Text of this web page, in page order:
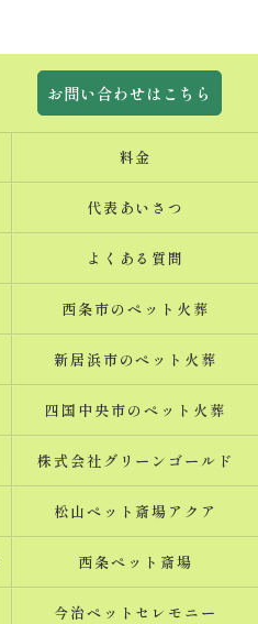
お問い合わせはこちら
料金
代表あいさつ
よくある質問
西条市のペット火葬
新居浜市のペット火葬
四国中央市のペット火葬
株式会社グリーンゴールド
松山ペット斎場アクア
西条ペット斎場
今治ペットセレモニー